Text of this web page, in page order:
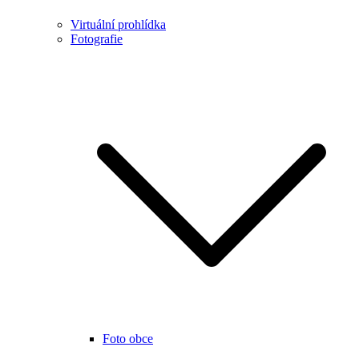
Virtuální prohlídka
Fotografie
Foto obce